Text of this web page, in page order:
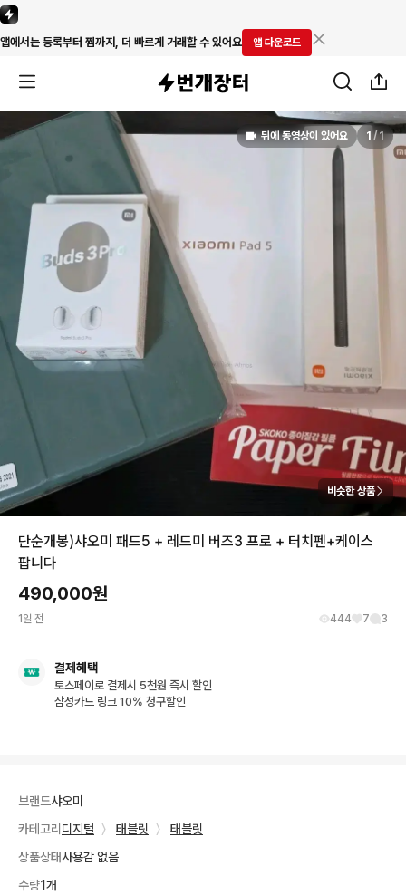
앱에서는 등록부터 찜까지, 더 빠르게 거래할 수 있어요 앱 다운로드
뒤에 동영상이 있어요 1 /1
비슷한 상품
단순개봉)샤오미 패드5 + 레드미 버즈3 프로 + 터치펜+케이스
팝니다
490,000원
1일 전 444 7 3
결제혜택
토스페이로 결제시 5천원 즉시 할인
삼성카드 링크 10% 청구할인
브랜드샤오미
카테고리 디지털 〉 태블릿 〉
태블릿
상품상태사용감 없음
수량1개